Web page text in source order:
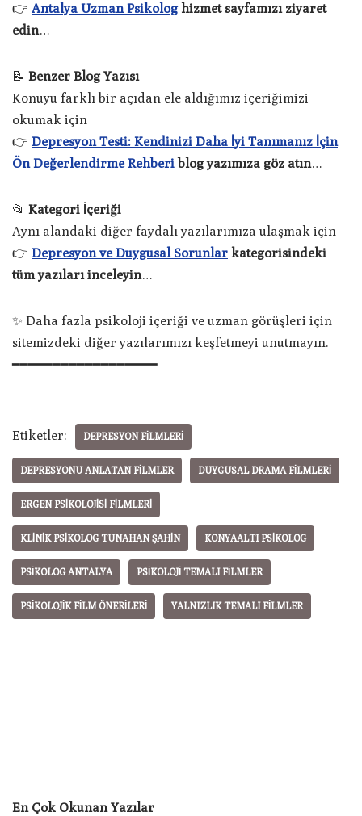
👉 Antalya Uzman Psikologhizmet sayfamızı ziyaret
edin…
📝 Benzer Blog Yazısı
Konuyu farklı bir açıdan ele aldığımız içeriğimizi
okumak için
👉 Depresyon Testi: Kendinizi Daha İyi Tanımanız İçin
Ön Değerlendirme Rehberi blog yazımıza göz atın…
📂 Kategori İçeriği
Aynı alandaki diğer faydalı yazılarımıza ulaşmak için
👉 Depresyon ve Duygusal Sorunlar kategorisindeki
tüm yazıları inceleyin…
✨ Daha fazla psikoloji içeriği ve uzman görüşleri için
sitemizdeki diğer yazılarımızı keşfetmeyi unutmayın.
━━━━━━━━━━━━━━━━━━
Etiketler: DEPRESYON FILMLERI
DEPRESYONU ANLATAN FILMLER DUYGUSAL DRAMA FILMLERI
ERGEN PSIKOLOJISI FILMLERI
KLINIK PSIKOLOG TUNAHAN ŞAHIN KONYAALTI PSIKOLOG
PSIKOLOG ANTALYA PSIKOLOJI TEMALI FILMLER
PSIKOLOJIK FILM ÖNERILERI YALNIZLIK TEMALI FILMLER
En Çok Okunan Yazılar